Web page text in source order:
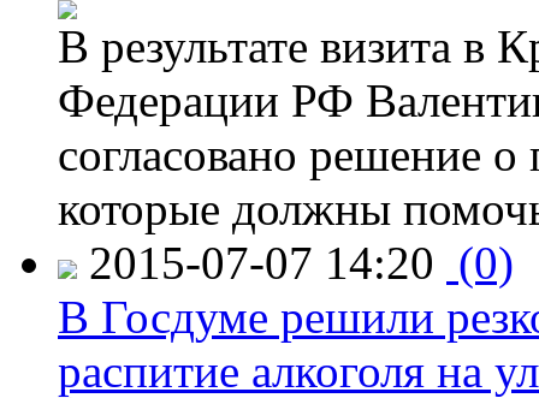
В результате визита в
Федерации РФ
согласовано решение
которые должны
2015-07-07 14:20 (0)
В Госдуме решили
распитие алкоголя на